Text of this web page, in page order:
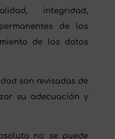
integridad,
de los
de los datos
son revisadas de
su adecuación y
no se puede